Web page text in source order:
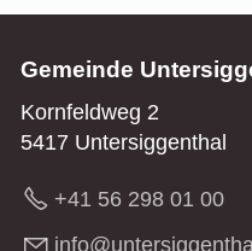
Gemeinde
Kornfeldweg 2
5417 Untersiggenthal
+41 56 298 01 00
nf
nt rs gg nth